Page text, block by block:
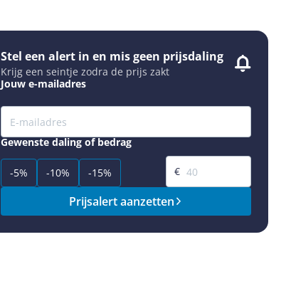
Stel een alert in en mis geen prijsdaling
Krijg een seintje zodra de prijs zakt
Jouw e-mailadres
Gewenste daling of bedrag
-5% -10% -15%
Gewenste prijs
€
Prijsalert aanzetten